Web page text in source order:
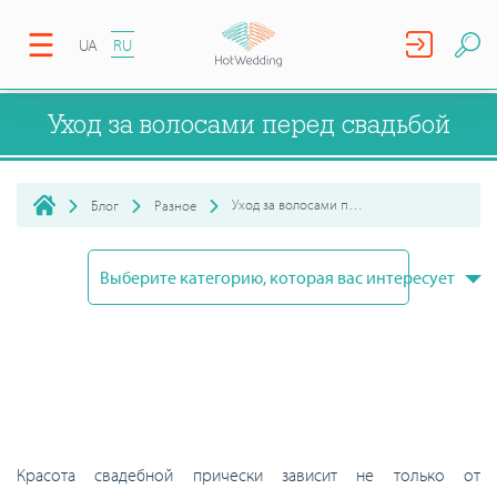
UA RU
Уход за волосами перед свадьбой
Блог Разное
Красота свадебной прически зависит не только от
Выберите категорию, которая вас интересует